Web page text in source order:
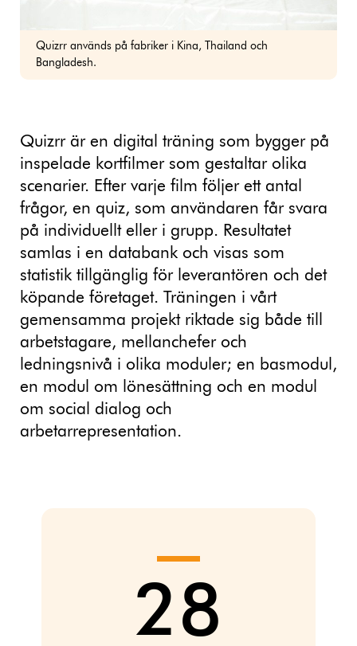
Quizrr används på fabriker i Kina, Thailand och
Bangladesh.
Quizrr är en digital träning som bygger på
inspelade kortfilmer som gestaltar olika
scenarier. Efter varje film följer ett antal
frågor, en quiz, som användaren får svara
på individuellt eller i grupp. Resultatet
samlas i en databank och visas som
statistik tillgänglig för leverantören och det
köpande företaget. Träningen i vårt
gemensamma projekt riktade sig både till
arbetstagare, mellanchefer och
ledningsnivå i olika moduler; en basmodul,
en modul om lönesättning och en modul
om social dialog och
arbetarrepresentation.
28